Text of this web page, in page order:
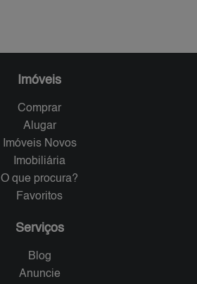
Imóveis
Comprar
Alugar
Imóveis Novos
Imobiliária
O que procura?
Favoritos
Serviços
Blog
Anuncie